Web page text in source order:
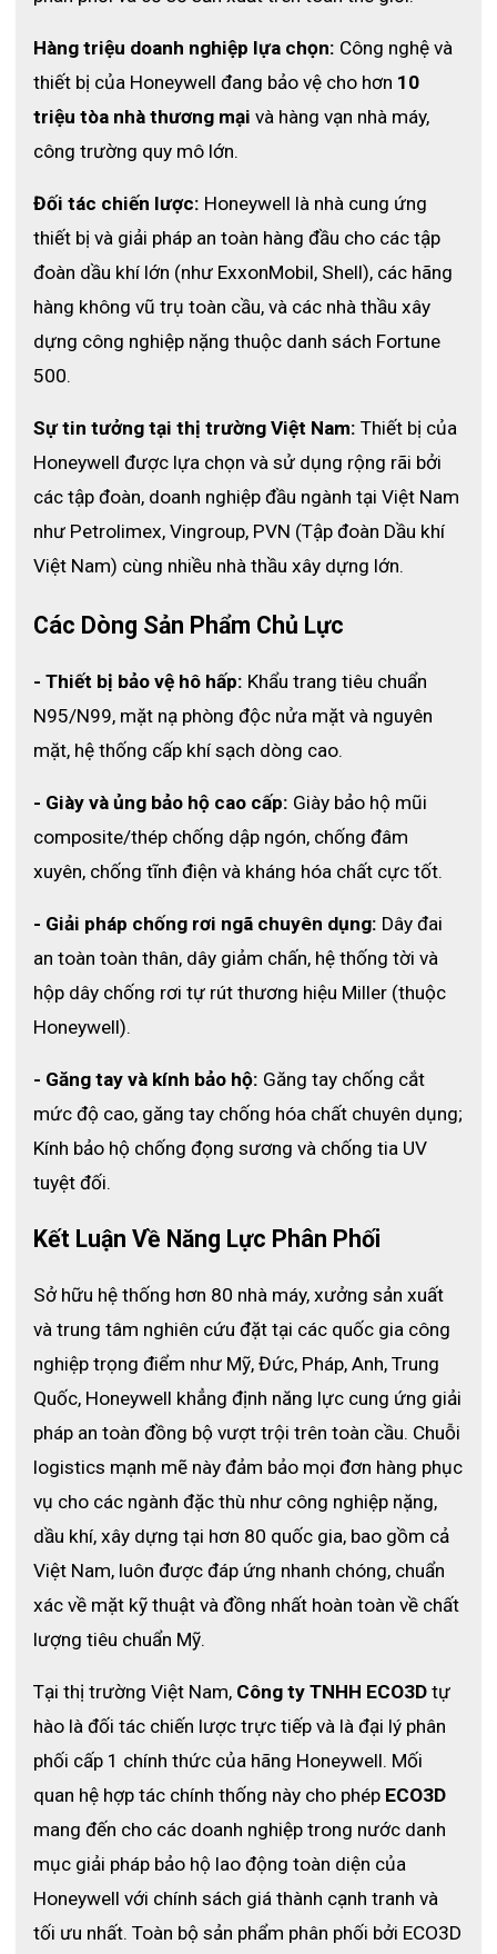
Hàng triệu doanh nghiệp lựa chọn: Công nghệ và
thiết bị của Honeywell đang bảo vệ cho hơn 10
triệu tòa nhà thương mại và hàng vạn nhà máy,
công trường quy mô lớn.
Đối tác chiến lược: Honeywell là nhà cung ứng
thiết bị và giải pháp an toàn hàng đầu cho các tập
đoàn dầu khí lớn (như ExxonMobil, Shell), các hãng
hàng không vũ trụ toàn cầu, và các nhà thầu xây
dựng công nghiệp nặng thuộc danh sách Fortune
500.
Sự tin tưởng tại thị trường Việt Nam: Thiết bị của
Honeywell được lựa chọn và sử dụng rộng rãi bởi
các tập đoàn, doanh nghiệp đầu ngành tại Việt Nam
như Petrolimex, Vingroup, PVN (Tập đoàn Dầu khí
Việt Nam) cùng nhiều nhà thầu xây dựng lớn.
Các Dòng Sản Phẩm Chủ Lực
- Thiết bị bảo vệ hô hấp: Khẩu trang tiêu chuẩn
N95/N99, mặt nạ phòng độc nửa mặt và nguyên
mặt, hệ thống cấp khí sạch dòng cao.
- Giày và ủng bảo hộ cao cấp: Giày bảo hộ mũi
composite/thép chống dập ngón, chống đâm
xuyên, chống tĩnh điện và kháng hóa chất cực tốt.
- Giải pháp chống rơi ngã chuyên dụng: Dây đai
an toàn toàn thân, dây giảm chấn, hệ thống tời và
hộp dây chống rơi tự rút thương hiệu Miller (thuộc
Honeywell).
- Găng tay và kính bảo hộ: Găng tay chống cắt
mức độ cao, găng tay chống hóa chất chuyên dụng;
Kính bảo hộ chống đọng sương và chống tia UV
tuyệt đối.
Kết Luận Về Năng Lực Phân Phối
Sở hữu hệ thống hơn 80 nhà máy, xưởng sản xuất
và trung tâm nghiên cứu đặt tại các quốc gia công
nghiệp trọng điểm như Mỹ, Đức, Pháp, Anh, Trung
Quốc, Honeywell khẳng định năng lực cung ứng giải
pháp an toàn đồng bộ vượt trội trên toàn cầu. Chuỗi
logistics mạnh mẽ này đảm bảo mọi đơn hàng phục
vụ cho các ngành đặc thù như công nghiệp nặng,
dầu khí, xây dựng tại hơn 80 quốc gia, bao gồm cả
Việt Nam, luôn được đáp ứng nhanh chóng, chuẩn
xác về mặt kỹ thuật và đồng nhất hoàn toàn về chất
lượng tiêu chuẩn Mỹ.
Tại thị trường Việt Nam, Công ty TNHH ECO3D tự
hào là đối tác chiến lược trực tiếp và là đại lý phân
phối cấp 1 chính thức của hãng Honeywell. Mối
quan hệ hợp tác chính thống này cho phép ECO3D
mang đến cho các doanh nghiệp trong nước danh
mục giải pháp bảo hộ lao động toàn diện của
Honeywell với chính sách giá thành cạnh tranh và
tối ưu nhất. Toàn bộ sản phẩm phân phối bởi ECO3D